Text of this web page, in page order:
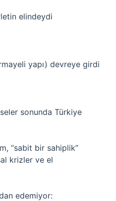
elindeydi
yapı) devreye girdi
sonunda Türkiye
“sabit bir sahiplik”
krizler ve el
edemiyor: